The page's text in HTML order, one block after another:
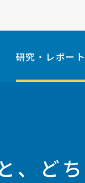
研究・レポート
、ど